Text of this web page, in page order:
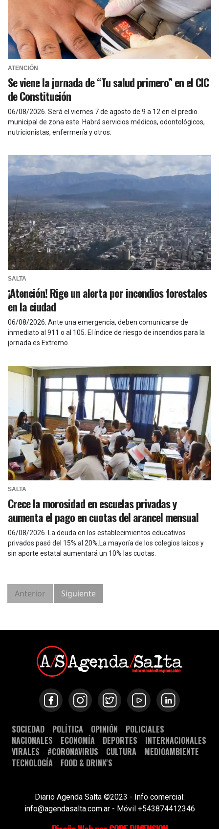
ATENCIÓN
Se viene la jornada de “Tu salud primero” en el CIC
de Constitución
06/08/2026 Será el viernes 7 de agosto de 9 a 12 en el predio
municipal de zona este. Habrá servicios médicos, odontológicos,
nutricionistas, enfermería y otros.
SALTA
¡Atención! Rige un alerta por incendios forestales
en la ciudad
06/08/2026 Ante una emergencia, deben comunicarse de
inmediato al 911 o al 105. El índice de riesgo de incendios para la
jornada es Extremo.
SALTA
Crece la morosidad en escuelas privadas y
aumenta el pago en cuotas del arancel mensual
06/08/2026 La deuda en los establecimientos educativos
privados pasó del 15% al 20%.La mayoría de los colegios laicos y
sin aporte estatal aumentará un 10% las cuotas.
Anterior Siguiente
SOCIEDAD POLÍTICA OPINIÓN
POLICIALES
NACIONALES
ECONOMÍA DEPORTES
INTERNACIONALES
VIRALES
#CORONAVIRUS CULTURA
MEDIOAMBIENTE
TECNOLOGÍA
FOOD & DRINK'S
Diario Agenda Salta ©2023 - Info comercial:
info@agendasalta.com.ar - Móvil +543874412346